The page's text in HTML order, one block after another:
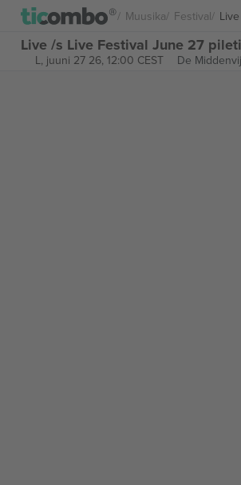
Muusika Festival
Live /s Live Festival June 27
L, juuni 27 26, 12:00 CEST De